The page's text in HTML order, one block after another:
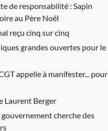
de responsabilité : Sapin
au Père Noël
reçu cinq sur cinq
grandes ouvertes pour le
appelle à manifester... pour
Laurent Berger
gouvernement cherche des